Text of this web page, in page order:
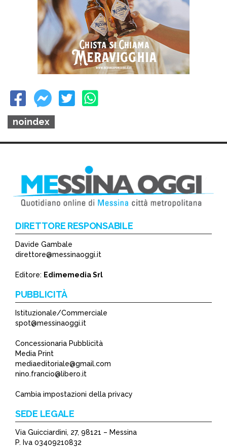
noindex
DIRETTORE RESPONSABILE
Davide Gambale
direttore@messinaoggi.it
Editore: Edimemedia Srl
PUBBLICITÀ
Istituzionale/Commerciale
spot@messinaoggi.it
Concessionaria Pubblicità
Media Print
mediaeditoriale@gmail.com
nino.francio@libero.it
Cambia impostazioni della privacy
SEDE LEGALE
Via Guicciardini, 27, 98121 – Messina
P. Iva 03409210832